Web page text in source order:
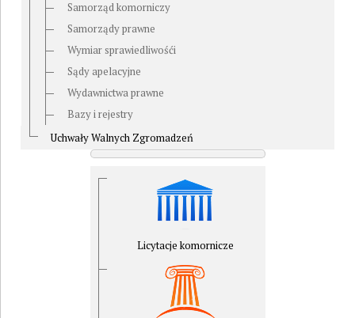
Samorząd komorniczy
Samorządy prawne
Wymiar sprawiedliwośći
Sądy apelacyjne
Wydawnictwa prawne
Bazy i rejestry
Uchwały Walnych Zgromadzeń
Licytacje komornicze